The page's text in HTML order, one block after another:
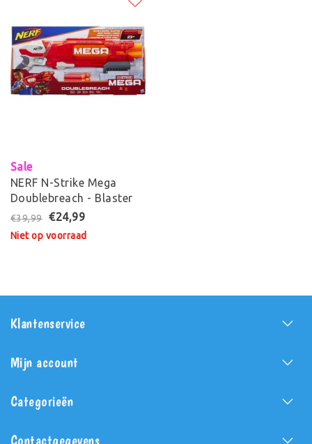
Sale
NERF N-Strike Mega
Doublebreach - Blaster
€39,99 €24,99
Niet op voorraad
Klantenservice
Mijn account
Categorieën
Contactgegevens